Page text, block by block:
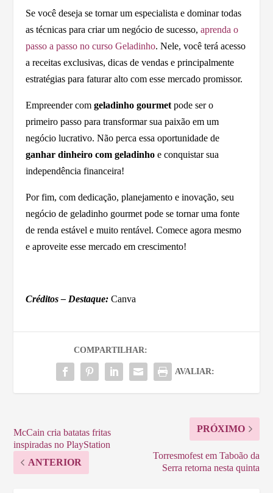
Se você deseja se tornar um especialista e dominar todas
as técnicas para criar um negócio de sucesso,aprenda o
passo a passo no curso Geladinho. Nele, você terá acesso
a receitas exclusivas, dicas de vendas e principalmente
estratégias para faturar alto com esse mercado promissor.
Empreender comgeladinho gourmet pode ser o
primeiro passo para transformar sua paixão em um
negócio lucrativo. Não perca essa oportunidade de
ganhar dinheiro com geladinho e conquistar sua
independência financeira!
Por fim, com dedicação, planejamento e inovação, seu
negócio de geladinho gourmet pode se tornar uma fonte
de renda estável e muito rentável. Comece agora mesmo
e aproveite esse mercado em crescimento!
Créditos – Destaque: Canva
COMPARTILHAR:
AVALIAR:
McCain cria batatas fritas
inspiradas no PlayStation
ANTERIOR
PRÓXIMO
Torresmofest em Taboão da
Serra retorna nesta quinta